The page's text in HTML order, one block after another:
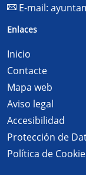
E-mail:
Enlaces
Inicio
Contacte
Mapa web
Aviso legal
Accesibilidad
Protección de
Política de